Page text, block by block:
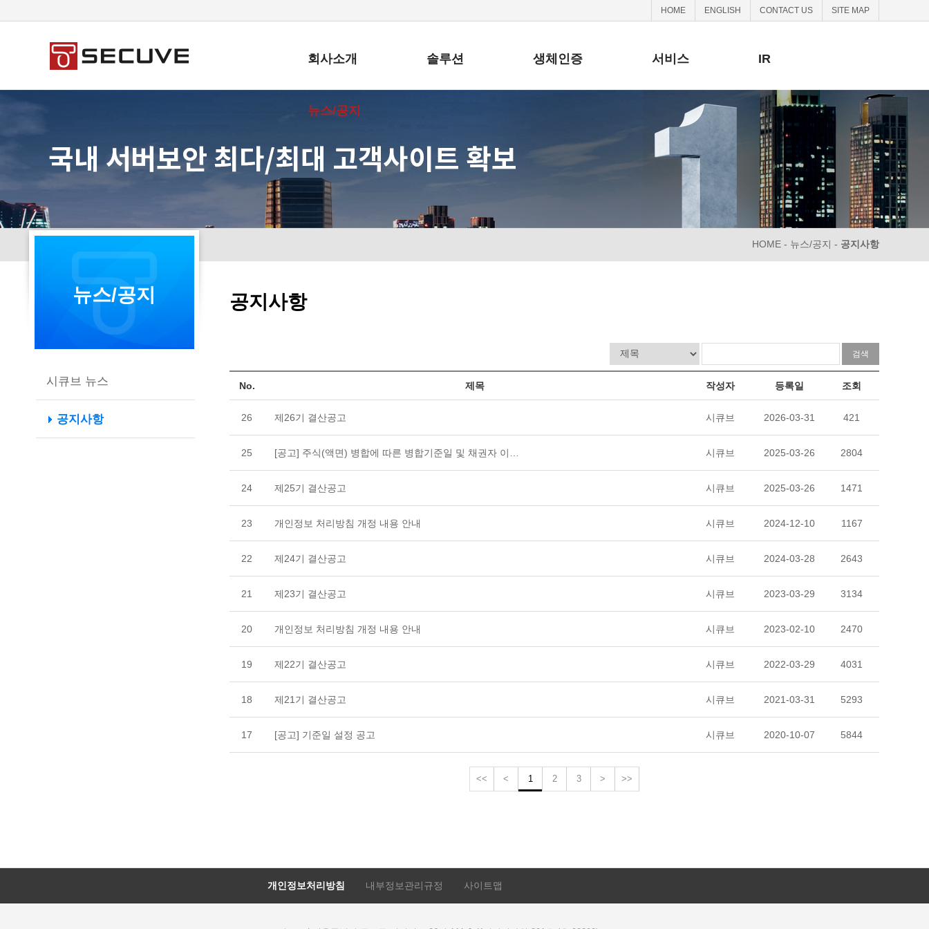
HOME ENGLISH CONTACT US SITE MAP
회사소개 솔루션 생체인증 서비스 IR
뉴스/공지
HOME - 뉴스/공지 - 공지사항
뉴스/공지
시큐브 뉴스
공지사항
공지사항
No. 제목 작성자 등록일 조회
26 제26기 결산공고 시큐브 2026-03-31 421
25 [공고] 주식(액면) 병합에 따른 병합기준일 및 채권자 이… 시큐브 2025-03-26 2804
24 제25기 결산공고 시큐브 2025-03-26 1471
23 개인정보 처리방침 개정 내용 안내 시큐브 2024-12-10 1167
22 제24기 결산공고 시큐브 2024-03-28 2643
21 제23기 결산공고 시큐브 2023-03-29 3134
20 개인정보 처리방침 개정 내용 안내 시큐브 2023-02-10 2470
19 제22기 결산공고 시큐브 2022-03-29 4031
18 제21기 결산공고 시큐브 2021-03-31 5293
17 [공고] 기준일 설정 공고 시큐브 2020-10-07 5844
<< < 1 2 3 > >>
개인정보처리방침 내부정보관리규정 사이트맵